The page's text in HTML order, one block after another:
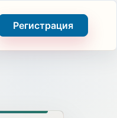
Регистрация